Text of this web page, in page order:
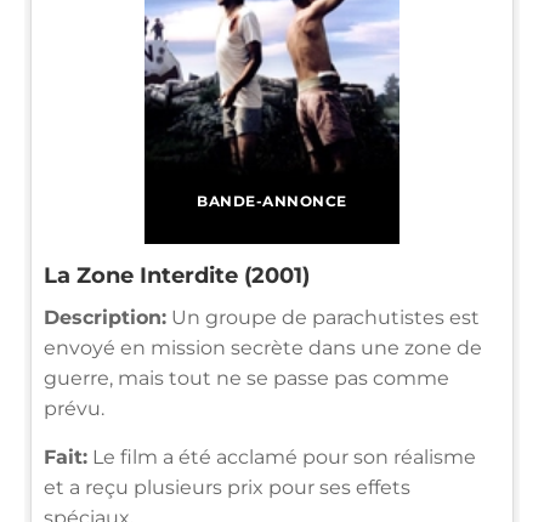
BANDE-ANNONCE
La Zone Interdite (2001)
Description: Un groupe de parachutistes est
envoyé en mission secrète dans une zone de
guerre, mais tout ne se passe pas comme
prévu.
Fait: Le film a été acclamé pour son réalisme
et a reçu plusieurs prix pour ses effets
spéciaux.